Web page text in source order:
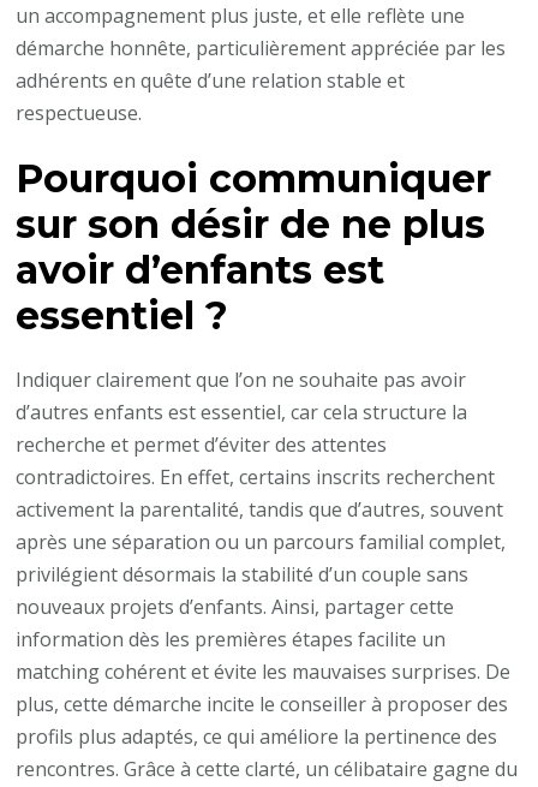
un accompagnement plus juste, et elle reflète une
démarche honnête, particulièrement appréciée par les
adhérents en quête d’une relation stable et
respectueuse.
Pourquoi communiquer
sur son désir de ne plus
avoir d’enfants est
essentiel ?
Indiquer clairement que l’on ne souhaite pas avoir
d’autres enfants est essentiel, car cela structure la
recherche et permet d’éviter des attentes
contradictoires. En effet, certains inscrits recherchent
activement la parentalité, tandis que d’autres, souvent
après une séparation ou un parcours familial complet,
privilégient désormais la stabilité d’un couple sans
nouveaux projets d’enfants. Ainsi, partager cette
information dès les premières étapes facilite un
matching cohérent et évite les mauvaises surprises. De
plus, cette démarche incite le conseiller à proposer des
profils plus adaptés, ce qui améliore la pertinence des
rencontres. Grâce à cette clarté, un célibataire gagne du